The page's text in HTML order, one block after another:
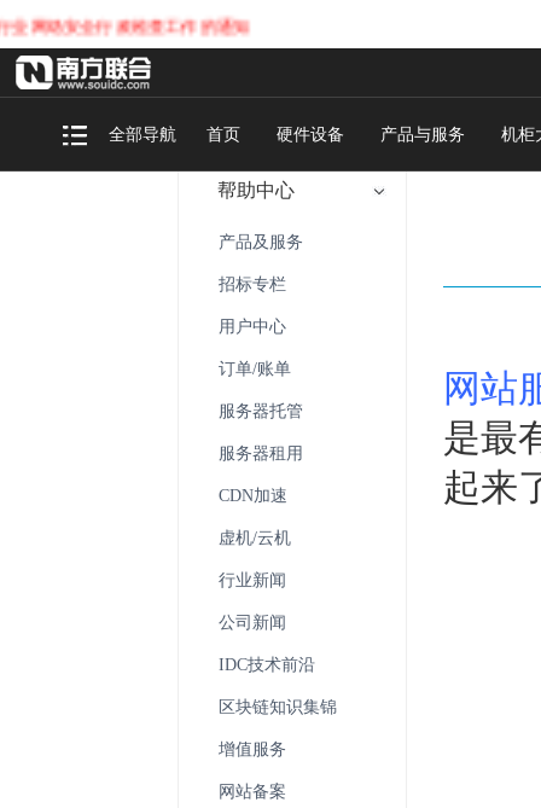
全行政检查工作的通知
全部导航 首页 硬件设备 产品与服务 机柜
帮助中心
产品及服务
招标专栏
用户中心
订单/账单
服务器托管
服务器租用
CDN加速
虚机/云机
行业新闻
公司新闻
IDC技术前沿
区块链知识集锦
增值服务
网站备案
网站
是最
起来